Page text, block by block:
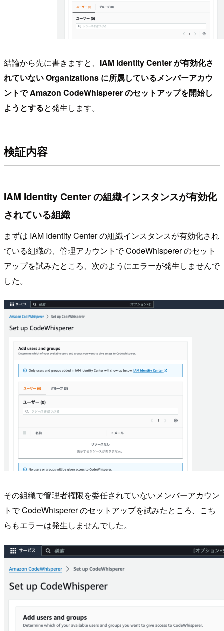
結論から先に書きますと、 IAM Identity Center が有効化さ
れていない Organizations に所属しているメンバーアカウ
ントで Amazon CodeWhisperer のセットアップを開始し
ようとすると発生します。
検証内容
IAM Identity Center の組織インスタンスが有効化
されている組織
まずは IAM Identity Center の組織インスタンスが有効化され
ている組織の、管理アカウントで CodeWhisperer のセット
アップを試みたところ、次のようにエラーが発生しませんで
した。
その組織で管理者権限を委任されていないメンバーアカウン
トで CodeWhisperer のセットアップを試みたところ、こち
らもエラーは発生しませんでした。